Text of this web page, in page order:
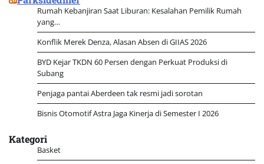
Rumah Kebanjiran Saat Liburan: Kesalahan Pemilik Rumah
yang…
Konflik Merek Denza, Alasan Absen di GIIAS 2026
BYD Kejar TKDN 60 Persen dengan Perkuat Produksi di
Subang
Penjaga pantai Aberdeen tak resmi jadi sorotan
Bisnis Otomotif Astra Jaga Kinerja di Semester I 2026
Kategori
Basket